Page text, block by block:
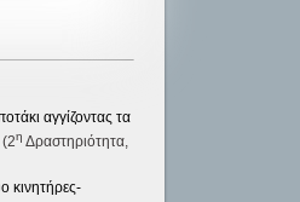
αγγίζοντας τα
(2η Δραστηριότητα,
κινητήρες-